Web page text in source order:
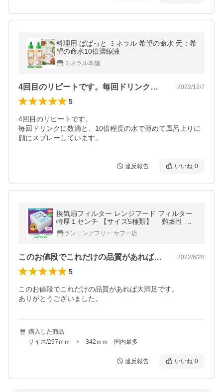
料理用 ぱぱっと ミネラル 希望の命水 元：希
望の命水10倍濃縮液
ミネラル本舗
4回目のリピートです。毎回ドリンクに数… 2022/12/7
5
4回目のリピートです。
毎回ドリンクに数滴と、10倍程度の水で薄めて風呂上りに
顔にスプレーしています。
違反報告 いいね 0
換気扇フィルター レンジフード フィルター
特厚１センチ 【サイズ5種類】 難燃性 不
織布 フィルタ １２枚 得トクセール
ランニングフリー ヤフー店
このお値段でこれだけの品質があれば大満… 2022/6/28
5
このお値段でこれだけの品質があれば大満足です。
ありがとうございました。
購入した商品
サイズ/297ｍｍ × 342ｍｍ 国内最多
違反報告 いいね 0